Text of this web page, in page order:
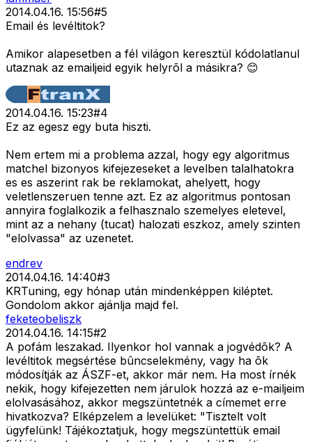
2014.04.16. 15:56#5
Email és levéltitok?
Amikor alapesetben a fél világon keresztül kódolatlanul
utaznak az emailjeid egyik helyrõl a másikra? 😊
2014.04.16. 15:23#4
Ez az egesz egy buta hiszti.
Nem ertem mi a problema azzal, hogy egy algoritmus
matchel bizonyos kifejezeseket a levelben talalhatokra
es es aszerint rak be reklamokat, ahelyett, hogy
veletlenszeruen tenne azt. Ez az algoritmus pontosan
annyira foglalkozik a felhasznalo szemelyes eletevel,
mint az a nehany (tucat) halozati eszkoz, amely szinten
"elolvassa" az uzenetet.
endrev
2014.04.16. 14:40#3
KRTuning, egy hónap után mindenképpen kiléptet.
Gondolom akkor ajánlja majd fel.
feketeobeliszk
2014.04.16. 14:15#2
A pofám leszakad. Ilyenkor hol vannak a jogvédõk? A
levéltitok megsértése bûncselekmény, vagy ha õk
módosítják az ÁSZF-et, akkor már nem. Ha most írnék
nekik, hogy kifejezetten nem járulok hozzá az e-mailjeim
elolvasásához, akkor megszüntetnék a címemet erre
hivatkozva? Elképzelem a levelüket: "Tisztelt volt
ügyfelünk! Tájékoztatjuk, hogy megszüntettük email